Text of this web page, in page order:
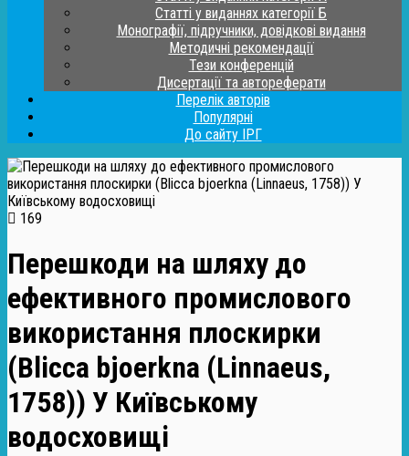
Статті у виданнях категорії Б
Монографії, підручники, довідкові видання
Методичні рекомендації
Тези конференцій
Дисертації та автореферати
Перелік авторів
Популярні
До сайту ІРГ
169
Перешкоди на шляху до
ефективного промислового
використання плоскирки
(Blicca bjoerkna (Linnaeus,
1758)) У Київському
водосховищі